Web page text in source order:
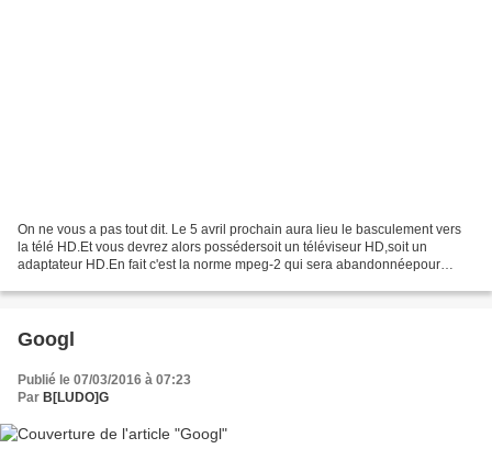
On ne vous a pas tout dit. Le 5 avril prochain aura lieu le basculement vers
la télé HD.Et vous devrez alors possédersoit un téléviseur HD,soit un
adaptateur HD.En fait c'est la norme mpeg-2 qui sera abandonnéepour
Googl
Publié le 07/03/2016 à 07:23
Par B[LUDO]G